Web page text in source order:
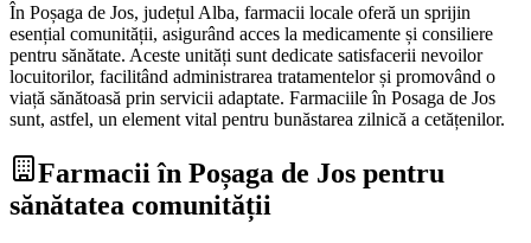
În Poșaga de Jos, județul Alba, farmacii locale oferă un sprijin
esențial comunității, asigurând acces la medicamente și consiliere
pentru sănătate. Aceste unități sunt dedicate satisfacerii nevoilor
locuitorilor, facilitând administrarea tratamentelor și promovând o
viață sănătoasă prin servicii adaptate. Farmaciile în Posaga de Jos
sunt, astfel, un element vital pentru bunăstarea zilnică a cetățenilor.
Farmacii în Poșaga de Jos pentru
sănătatea comunității